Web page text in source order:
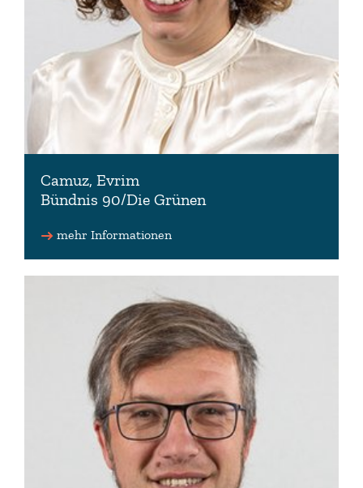
Camuz, Evrim
Bündnis 90/Die Grünen
Vorsitzende der Datenschutzkommission
evrim.camuz(at)lt.niedersachsen.de
mehr Informationen